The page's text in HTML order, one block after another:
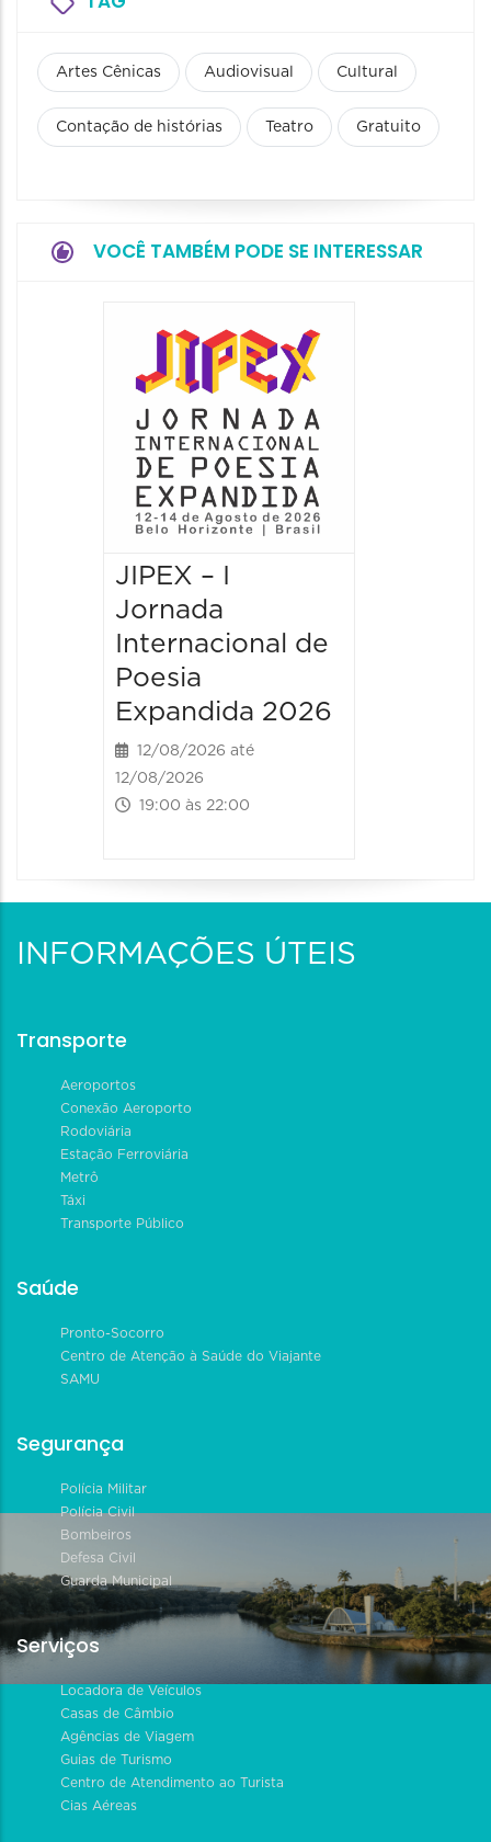
Artes Cênicas Audiovisual Cultural
Contação de histórias Teatro Gratuito
VOCÊ TAMBÉM PODE SE INTERESSAR
JIPEX – I
Jornada
Internacional de
Poesia
Expandida 2026
12/08/2026 até
12/08/2026
19:00 às 22:00
INFORMAÇÕES ÚTEIS
Transporte
Aeroportos
Conexão Aeroporto
Rodoviária
Estação Ferroviária
Metrô
Táxi
Transporte Público
Saúde
Pronto-Socorro
Centro de Atenção à Saúde do Viajante
SAMU
Segurança
Polícia Militar
Polícia Civil
Bombeiros
Defesa Civil
Guarda Municipal
Serviços
Locadora de Veículos
Casas de Câmbio
Agências de Viagem
Guias de Turismo
Centro de Atendimento ao Turista
Cias Aéreas